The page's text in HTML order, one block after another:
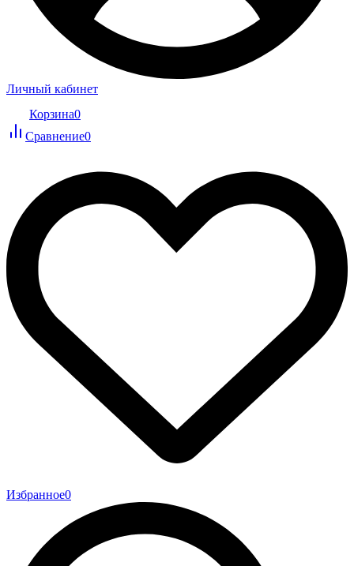
Личный кабинет
Корзина0
Сравнение0
Избранное0